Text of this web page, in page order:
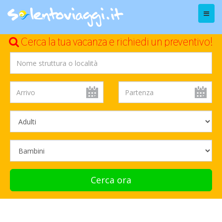
Menu
Cerca la tua vacanza e richiedi un preventivo!
Cerca ora